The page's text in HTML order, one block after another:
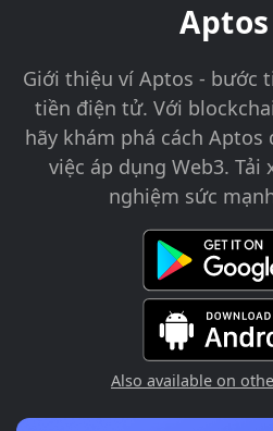
Giới thiệu ví Aptos - bước
tiền điện tử. Với
hãy khám phá cách Aptos
việc áp dụng Web3. Tải
nghiệm sức
Also available on